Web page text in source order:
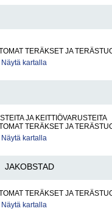
TERÄKSET JA
Näytä kartalla
JA KEITTIÖVARUSTEITA
TERÄKSET JA
Näytä kartalla
JAKOBSTAD
TERÄKSET JA
Näytä kartalla